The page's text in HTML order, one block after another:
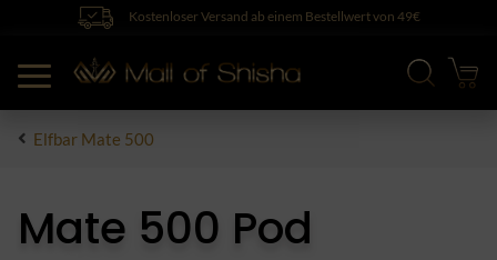
Kostenloser Versand ab einem Bestellwert von 49€
Elfbar Mate 500
Mate 500 Pod